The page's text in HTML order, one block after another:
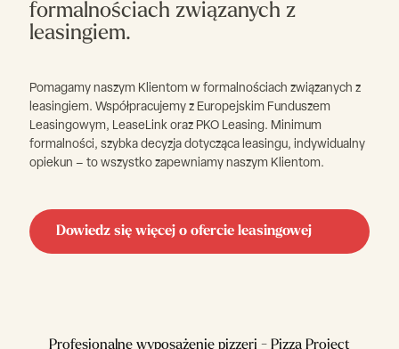
formalnościach związanych z
leasingiem.
Pomagamy naszym Klientom w formalnościach związanych z
leasingiem. Współpracujemy z Europejskim Funduszem
Leasingowym, LeaseLink oraz PKO Leasing. Minimum
formalności, szybka decyzja dotycząca leasingu, indywidualny
opiekun – to wszystko zapewniamy naszym Klientom.
Dowiedz się więcej o ofercie leasingowej
Profesjonalne wyposażenie pizzeri - Pizza Project